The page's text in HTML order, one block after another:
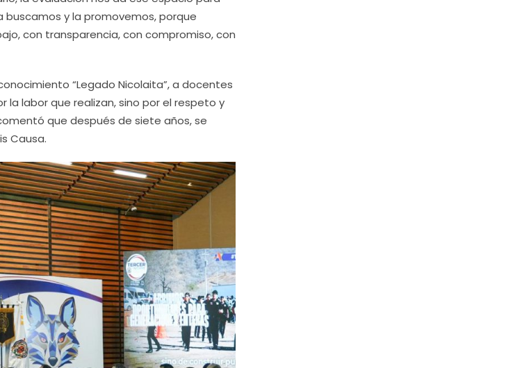
buscamos y la promovemos, porque
con transparencia, con compromiso, con
“Legado Nicolaita”, a docentes
labor que realizan, sino por el respeto y
que después de siete años, se
Causa.